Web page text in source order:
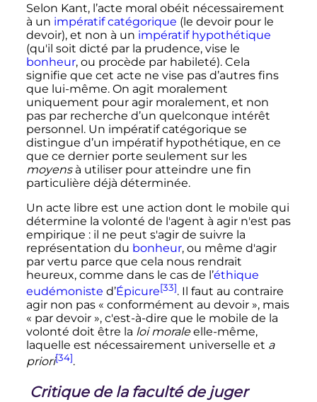
Selon Kant, l’acte moral obéit nécessairement
à un impératif catégorique (le devoir pour le
devoir), et non à un impératif hypothétique
(qu'il soit dicté par la prudence, vise le
bonheur, ou procède par habileté). Cela
signifie que cet acte ne vise pas d’autres fins
que lui-même. On agit moralement
uniquement pour agir moralement, et non
pas par recherche d’un quelconque intérêt
personnel. Un impératif catégorique se
distingue d’un impératif hypothétique, en ce
que ce dernier porte seulement sur les
moyensà utiliser pour atteindre une fin
particulière déjà déterminée.
Un acte libre est une action dont le mobile qui
détermine la volonté de l'agent à agir n'est pas
empirique : il ne peut s'agir de suivre la
représentation du bonheur, ou même d'agir
par vertu parce que cela nous rendrait
heureux, comme dans le cas de l’éthique
eudémoniste d’Épicure[33]. Il faut au contraire
agir non pas « conformément au devoir », mais
« par devoir », c'est-à-dire que le mobile de la
volonté doit être la loi moraleelle-même,
laquelle est nécessairement universelle et a
priori[34].
Critique de la faculté de juger